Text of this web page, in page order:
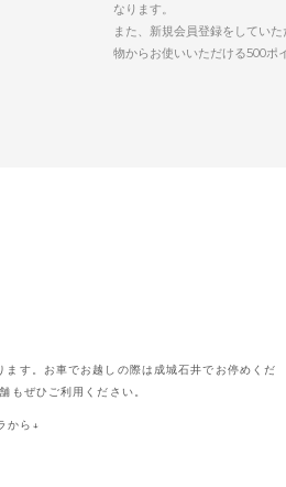
なります。
また、新規会員登録をしてい
物からお使いいただける500ポ
す。お車でお越しの際は成城石井でお停めくだ
もぜひご利用ください。
から↓